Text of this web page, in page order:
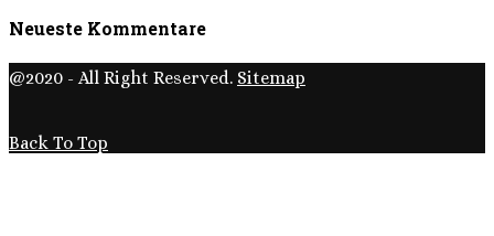
Neueste Kommentare
@2020 - All Right Reserved. Sitemap
Back To Top